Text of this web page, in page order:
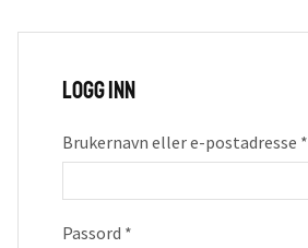
Logg inn
Brukernavn eller e-postadresse *
Passord *